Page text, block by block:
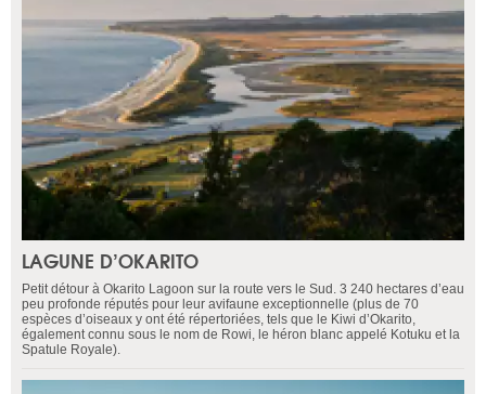
LAGUNE D’OKARITO
Petit détour à Okarito Lagoon sur la route vers le Sud. 3 240 hectares d’eau
peu profonde réputés pour leur avifaune exceptionnelle (plus de 70
espèces d’oiseaux y ont été répertoriées, tels que le Kiwi d’Okarito,
également connu sous le nom de Rowi, le héron blanc appelé Kotuku et la
Spatule Royale).